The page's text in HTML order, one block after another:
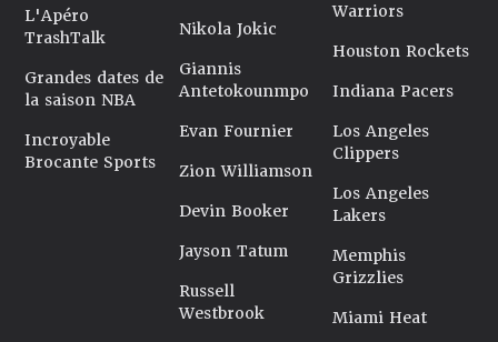
L'Apéro
TrashTalk
Grandes dates de
la saison NBA
Incroyable
Brocante Sports
Nikola Jokic
Giannis
Antetokounmpo
Evan Fournier
Zion Williamson
Devin Booker
Jayson Tatum
Russell
Westbrook
Warriors
Houston Rockets
Indiana Pacers
Los Angeles
Clippers
Los Angeles
Lakers
Memphis
Grizzlies
Miami Heat